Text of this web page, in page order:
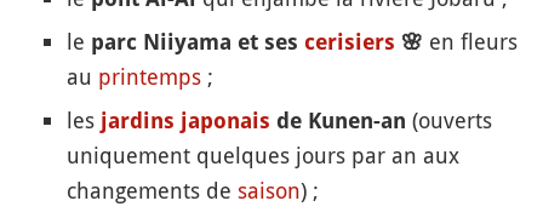
le parc Niiyama et ses cerisiers 🌸 en fleurs
au printemps ;
les jardins japonais de Kunen-an (ouverts
uniquement quelques jours par an aux
changements de saison) ;